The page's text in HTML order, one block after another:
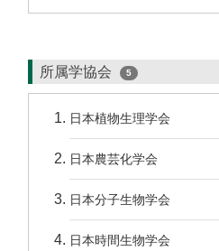
所属学協会 5
日本植物生理学会
日本農芸化学会
日本分子生物学会
日本時間生物学会